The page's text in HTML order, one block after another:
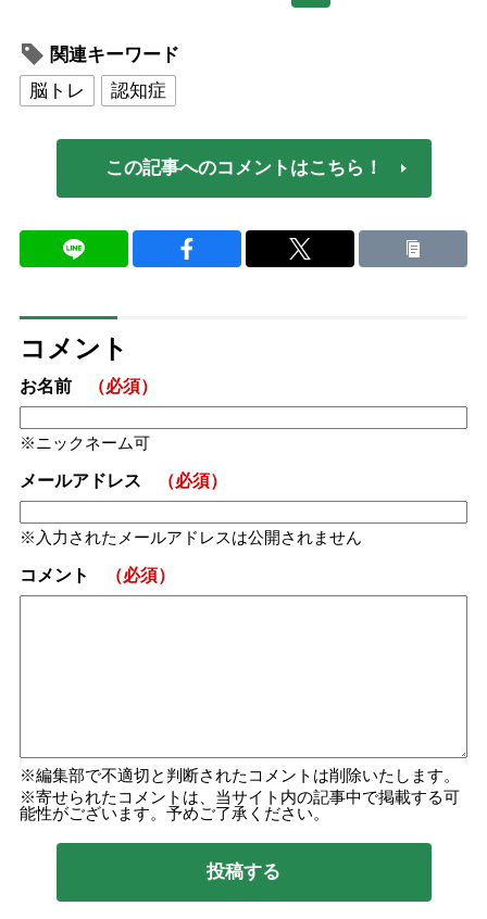
関連キーワード
脳トレ
認知症
この記事へのコメントはこちら！
コメント
お名前 （必須）
ニックネーム可
メールアドレス （必須）
入力されたメールアドレスは公開されません
コメント （必須）
編集部で不適切と判断されたコメントは削除いたします。
寄せられたコメントは、当サイト内の記事中で掲載する可
能性がございます。予めご了承ください。